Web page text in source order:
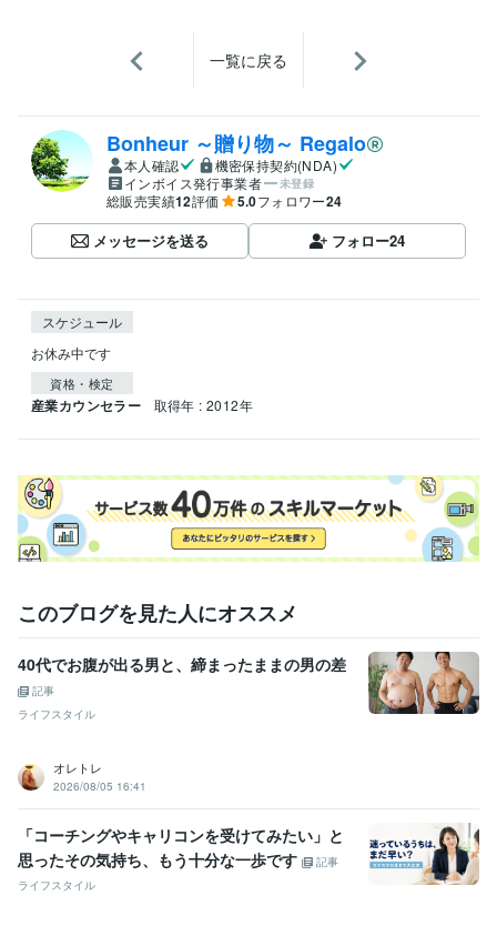
一覧に戻る
Bonheur ～贈り物～ Regalo
本人確認
機密保持契約(NDA)
インボイス発行事業者
未登録
総販売実績12評価 5.0フォロワー24
メッセージを送る フォロー24
スケジュール
お休み中です
資格・検定
産業カウンセラー 取得年 : 2012年
このブログを見た人にオススメ
40代でお腹が出る男と、締まったままの男の差
記事
ライフスタイル
オレトレ
2026/08/05 16:41
「コーチングやキャリコンを受けてみたい」と
思ったその気持ち、もう十分な一歩です
記事
ライフスタイル